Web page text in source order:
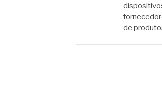
de